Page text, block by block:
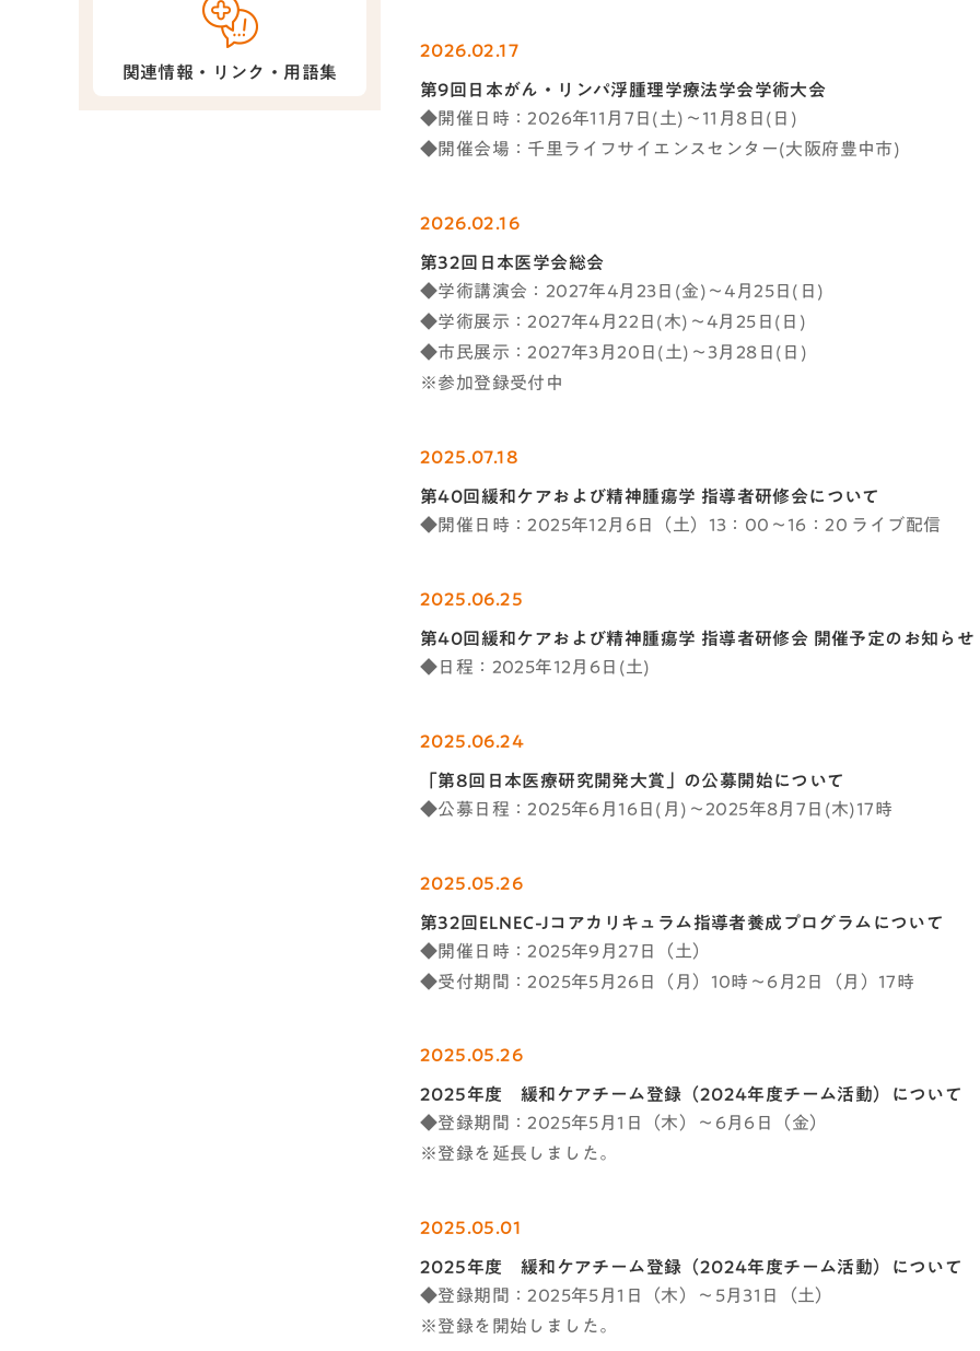
関連情報・リンク・用語集
2026.02.17
第9回日本がん・リンパ浮腫理学療法学会学術大会
◆開催日時：2026年11月7日(土)～11月8日(日)
◆開催会場：千里ライフサイエンスセンター(大阪府豊中市)
2026.02.16
第32回日本医学会総会
◆学術講演会：2027年4月23日(金)～4月25日(日)
◆学術展示：2027年4月22日(木)～4月25日(日)
◆市民展示：2027年3月20日(土)～3月28日(日)
※参加登録受付中
2025.07.18
第40回緩和ケアおよび精神腫瘍学 指導者研修会について
◆開催日時：2025年12月6日（土）13：00～16：20 ライブ配信
2025.06.25
第40回緩和ケアおよび精神腫瘍学 指導者研修会 開催予定のお知らせ
◆日程：2025年12月6日(土)
2025.06.24
「第8回日本医療研究開発大賞」の公募開始について
◆公募日程：2025年6月16日(月)～2025年8月7日(木)17時
2025.05.26
第32回ELNEC-Jコアカリキュラム指導者養成プログラムについて
◆開催日時：2025年9月27日（土）
◆受付期間：2025年5月26日（月）10時～6月2日（月）17時
2025.05.26
2025年度 緩和ケアチーム登録（2024年度チーム活動）について​
◆登録期間：2025年5月1日（木）～6月6日（金）
※登録を延長しました。
2025.05.01
2025年度 緩和ケアチーム登録（2024年度チーム活動）について​
◆登録期間：2025年5月1日（木）～5月31日（土）
※登録を開始しました。